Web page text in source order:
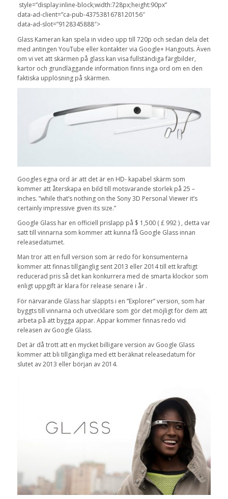
style=”display:inline-block;width:728px;height:90px”
data-ad-client=”ca-pub-4375381678120156″
data-ad-slot=”9128345888″>
Glass Kameran kan spela in video upp till 720p och sedan dela det
med antingen YouTube eller kontakter via Google+ Hangouts. Även
om vi vet att skärmen på glass kan visa fullständiga färgbilder,
kartor och grundläggande information finns inga ord om en den
faktiska upplösning på skärmen.
Googles egna ord är att det är en HD- kapabel skärm som
kommer att återskapa en bild till motsvarande storlek på 25 –
inches. ”while that’s nothing on the Sony 3D Personal Viewer it’s
certainly impressive given its size.”
Google Glass har en officiell prislapp på $ 1,500 ( £ 992 ) , detta var
satt till vinnarna som kommer att kunna få Google Glass innan
releasedatumet.
Man tror att en full version som är redo för konsumenterna
kommer att finnas tillgänglig sent 2013 eller 2014 till ett kraftigt
reducerad pris så det kan konkurrera med de smarta klockor som
enligt uppgift är klara för release senare i år .
För närvarande Glass har släppts i en ”Explorer” version, som har
byggts till vinnarna och utvecklare som gör det möjligt för dem att
arbeta på att bygga appar. Appar kommer finnas redo vid
releasen av Google Glass.
Det är då trott att en mycket billigare version av Google Glass
kommer att bli tillgängliga med ett beräknat releasedatum för
slutet av 2013 eller början av 2014.